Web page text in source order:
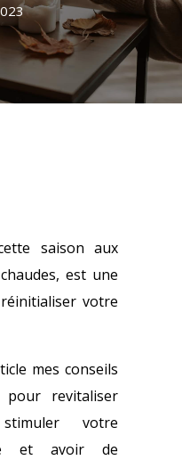
saison aux
est une
votre
mes conseils
revitaliser
votre
et avoir de